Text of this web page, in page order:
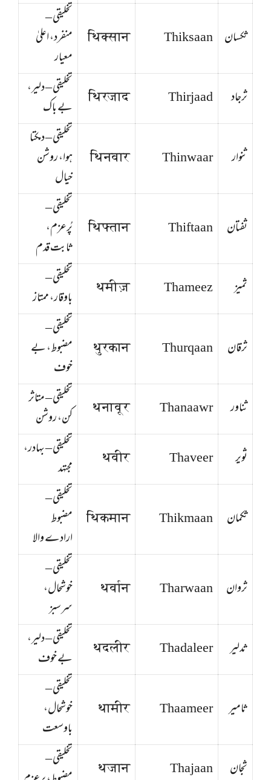
ثکسان Thiksaan
थिक्सान
تخلیقی –
منفرد، اعلیٰ
معیار
ثرجاد
Thirjaad
थिरजाद
تخلیقی – دلیر،
بے باک
ثنوار Thinwaar
थिनवार
تخلیقی – دمکتا
ہوا، روشن
خیال
ثفتان Thiftaan
थिफ्तान
تخلیقی –
پُرعزم،
ثابت قدم
ثمیز
Thameez
थमीज़
تخلیقی –
باوقار، ممتاز
ثرقان Thurqaan
थुरकान
تخلیقی –
مضبوط، بے
خوف
ثناور
Thanaawr
थनावूर
تخلیقی – متاثر
کن، روشن
ثویر
Thaveer
थवीर
تخلیقی – بہادر،
مجتہد
ثکمان Thikmaan
थिकमान
تخلیقی –
مضبوط
ارادے والا
ثروان Tharwaan
थर्वान
تخلیقی –
خوشحال،
سرسبز
ثدلیر
Thadaleer
थदलीर
تخلیقی – دلیر،
بے خوف
ثامیر Thaameer
थामीर
تخلیقی –
خوشحال،
باوسعت
ثجان
Thajaan
थजान
تخلیقی –